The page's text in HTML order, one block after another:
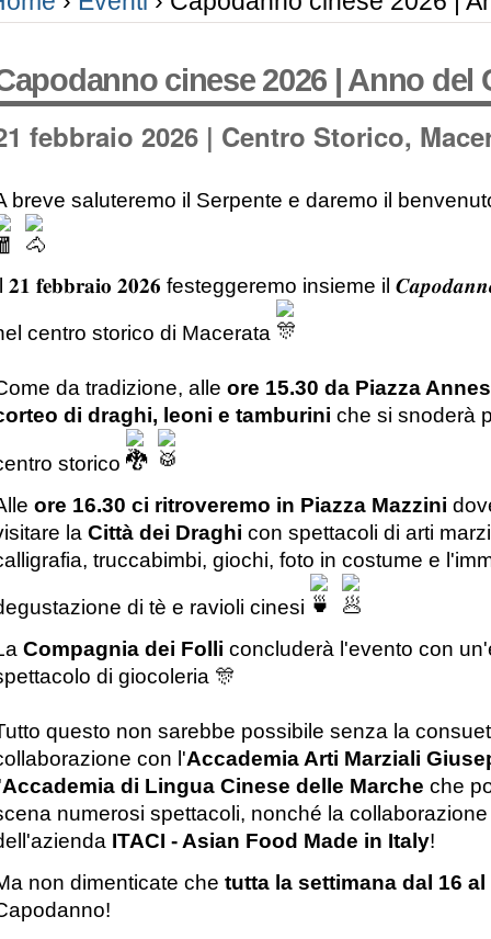
cinese 2026 | Anno del
febbraio 2026 | Centro Storico,
breve saluteremo il Serpente e daremo il
𝟐𝟏 𝐟𝐞𝐛𝐛𝐫𝐚𝐢𝐨 𝟐𝟎𝟐𝟔 festeggeremo insieme il
centro storico di Macerata
da tradizione, alle ore 15.30 da Piazza
orteo di draghi, leoni e tamburini che si snoderà
storico
ore 16.30 ci ritroveremo in Piazza Mazzini
la Città dei Draghi con spettacoli di arti
truccabimbi, giochi, foto in costume e
di tè e ravioli cinesi
Compagnia dei Folli concluderà l'evento con
di giocoleria 🎊
questo non sarebbe possibile senza la
con l'Accademia Arti Marziali
Accademia di Lingua Cinese delle Marche che
numerosi spettacoli, nonché la
ITACI - Asian Food Made in Italy!
non dimenticate che tutta la settimana dal 16